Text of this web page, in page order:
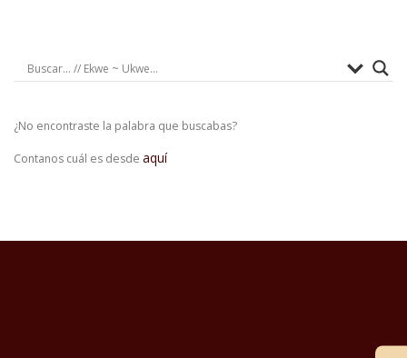
¿No encontraste la palabra que buscabas?
Contanos cuál es desde aquí